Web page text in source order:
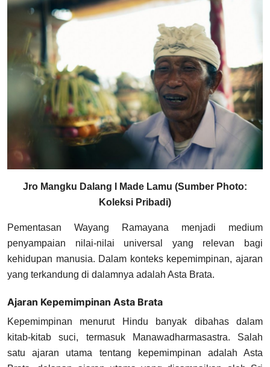
Jro Mangku Dalang I Made Lamu (Sumber Photo:
Koleksi Pribadi)
Pementasan Wayang Ramayana menjadi medium
penyampaian nilai-nilai universal yang relevan bagi
kehidupan manusia. Dalam konteks kepemimpinan, ajaran
yang terkandung di dalamnya adalah Asta Brata.
Ajaran Kepemimpinan Asta Brata
Kepemimpinan menurut Hindu banyak dibahas dalam
kitab-kitab suci, termasuk Manawadharmasastra. Salah
satu ajaran utama tentang kepemimpinan adalah Asta